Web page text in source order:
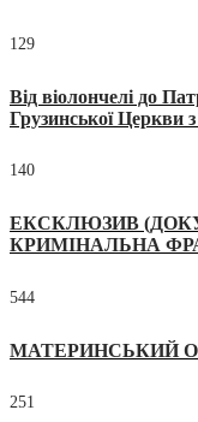
129
Від віолончелі до
Грузинської
140
ЕКСКЛЮЗИВ
КРИМІНАЛЬНА
544
МАТЕРИНСЬКИЙ
251